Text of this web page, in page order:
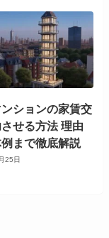
ションの家賃交
せる方法 理由
まで徹底解説
25日